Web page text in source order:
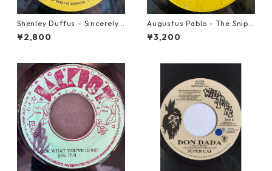
Shenley Duffus - Sincerely
【7-22021】
¥2,800
Augustus Pablo - The Snipe
r【7-21945】
¥3,200